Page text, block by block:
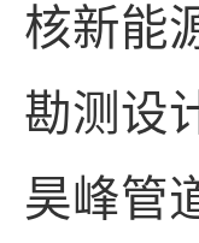
核新能
勘测设
昊峰管